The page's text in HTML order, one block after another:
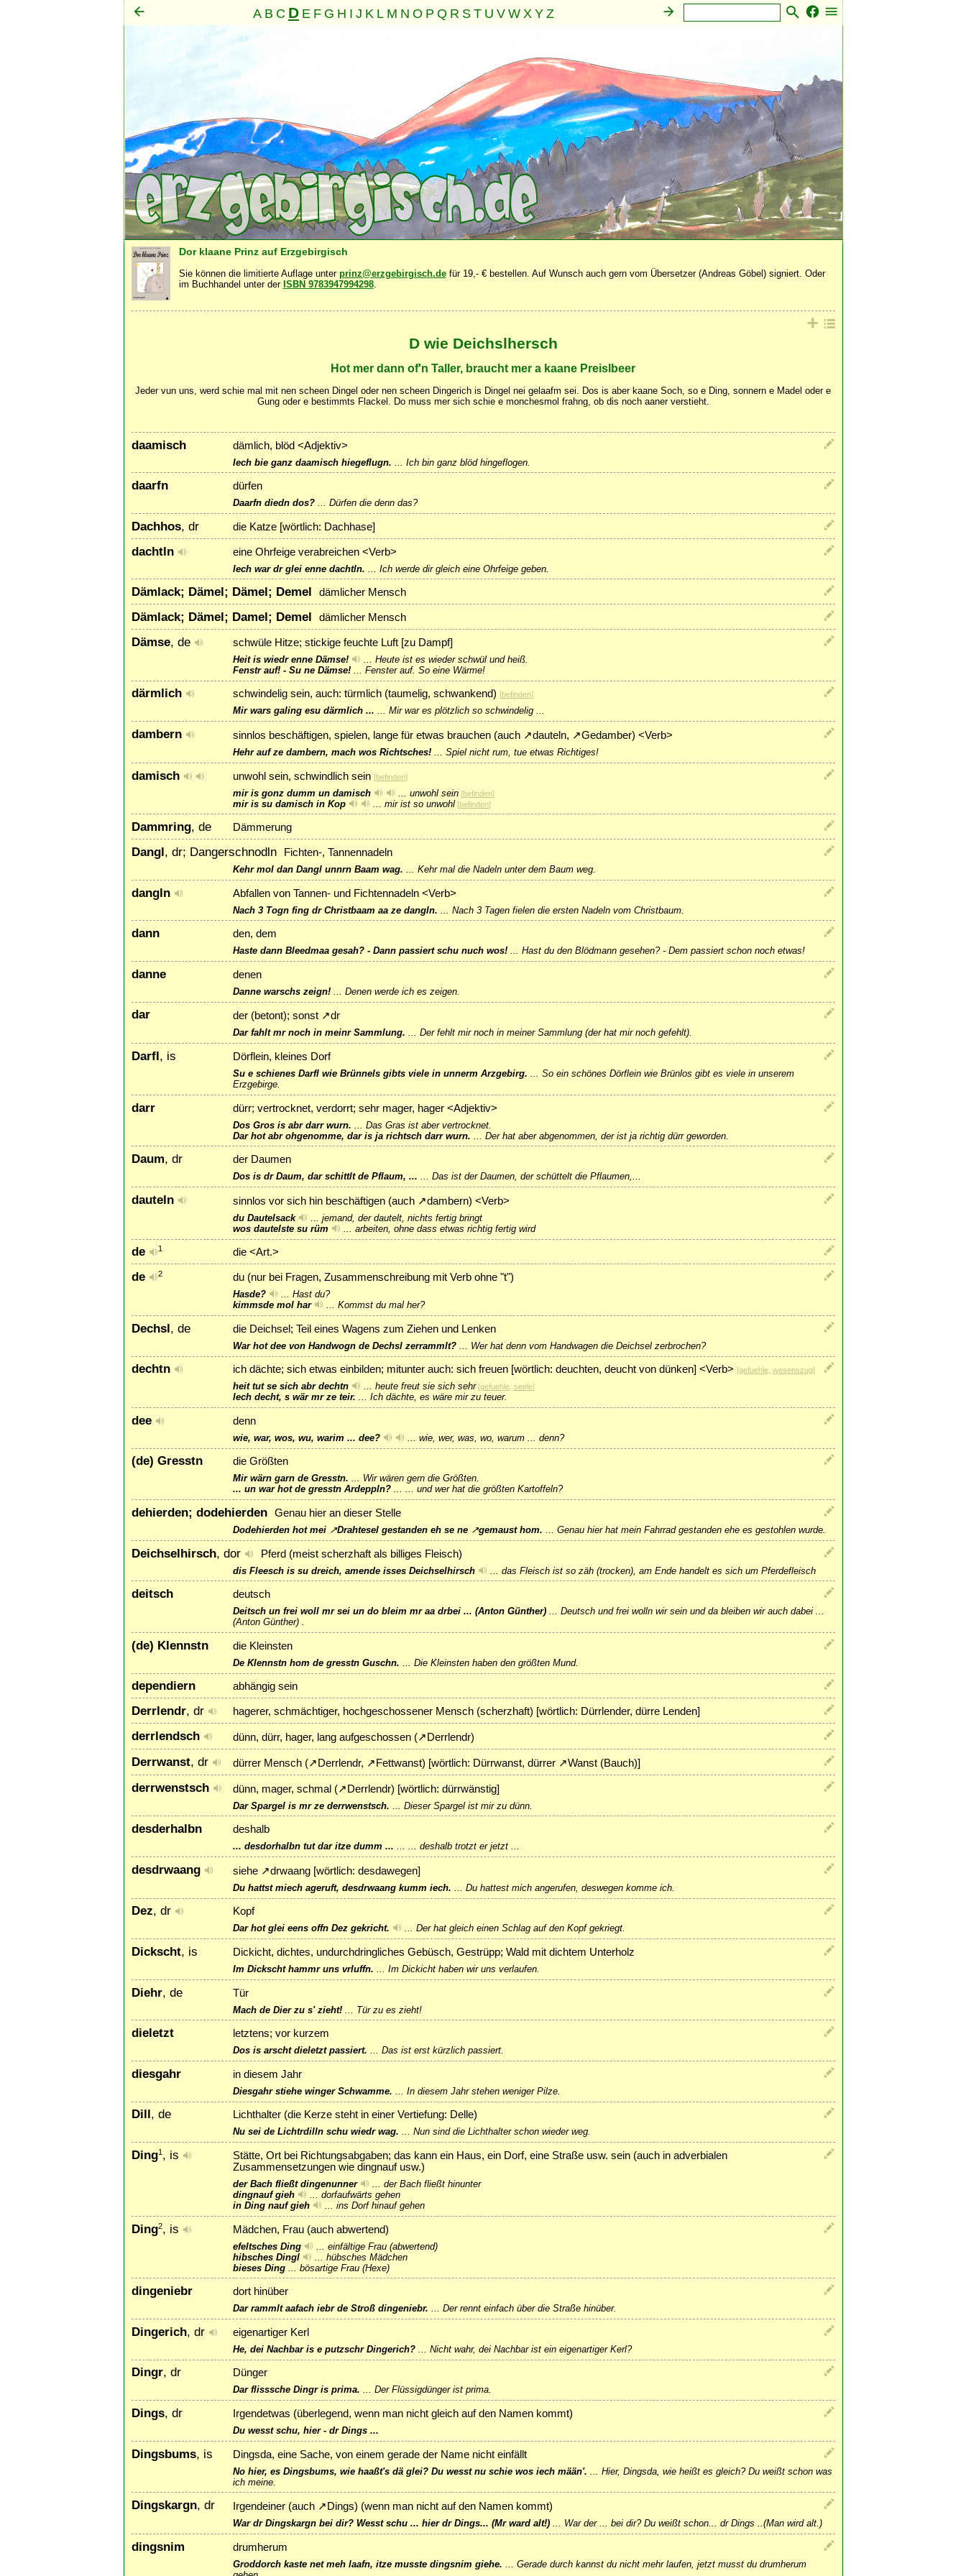
A B C D E F G H I J K L M N O P Q R S T U V W X Y Z
Dor klaane Prinz auf Erzgebirgisch
Sie können die limitierte Auflage unter prinz@erzgebirgisch.defür 19,- € bestellen. Auf Wunsch auch gern vom Übersetzer (Andreas Göbel) signiert. Oder
im Buchhandel unter der ISBN 9783947994298.
D wie Deichslhersch
Hot mer dann of'n Taller, braucht mer a kaane Preislbeer
Jeder vun uns, werd schie mal mit nen scheen Dingel oder nen scheen Dingerich is Dingel nei gelaafm sei. Dos is aber kaane Soch, so e Ding, sonnern e Madel oder e
Gung oder e bestimmts Flackel. Do muss mer sich schie e monchesmol frahng, ob dis noch aaner verstieht.
daamisch dämlich, blöd <Adjektiv>
Iech bie ganz daamisch hiegeflugn. Ich bin ganz blöd hingeflogen.
daarfn dürfen
Daarfn diedn dos?... Dürfen die denn das?
Dachhos, dr die Katze [wörtlich: Dachhase]
dachtln eine Ohrfeige verabreichen <Verb>
Iech war dr glei enne dachtln. Ich werde dir gleich eine Ohrfeige geben.
Dämlack; Dämel; Dämel; Demel dämlicher Mensch
Dämlack; Dämel; Damel; Demel dämlicher Mensch
Dämse, de schwüle Hitze; stickige feuchte Luft [zu Dampf]
Heit is wiedr enne Dämse!
Heute ist es wieder schwül und heiß.
Fenstr auf! - Su ne Dämse!... Fenster auf. So eine Wärme!
därmlich schwindelig sein, auch: türmlich (taumelig, schwankend) [befinden]
Mir wars galing esu därmlich ... ... Mir war es plötzlich so schwindelig ...
dambern sinnlos beschäftigen, spielen, lange für etwas brauchen (auch ↗dauteln, ↗Gedamber) <Verb>
Hehr auf ze dambern, mach wos Richtsches!... Spiel nicht rum, tue etwas Richtiges!
damisch unwohl sein, schwindlich sein [befinden]
mir is gonz dumm un damisch unwohl sein[befinden]
mir is su damisch in Kop mir ist so unwohl[befinden]
Dammring, de Dämmerung
Dangl, dr; Dangerschnodln Fichten-, Tannennadeln
Kehr mol dan Dangl unnrn Baam wag. Kehr mal die Nadeln unter dem Baum weg.
dangln Abfallen von Tannen- und Fichtennadeln <Verb>
Nach 3 Togn fing dr Christbaam aa ze dangln. Nach 3 Tagen fielen die ersten Nadeln vom Christbaum.
dann den, dem
Haste dann Bleedmaa gesah? - Dann passiert schu nuch wos!... Hast du den Blödmann gesehen? - Dem passiert schon noch etwas!
danne denen
Danne warschs zeign!... Denen werde ich es zeigen.
dar der (betont); sonst ↗dr
Dar fahlt mr noch in meinr Sammlung. ... Der fehlt mir noch in meiner Sammlung (der hat mir noch gefehlt).
Darfl, is Dörflein, kleines Dorf
Su e schienes Darfl wie Brünnels gibts viele in unnerm Arzgebirg.
So ein schönes Dörflein wie Brünlos gibt es viele in unserem
Erzgebirge.
darr dürr; vertrocknet, verdorrt; sehr mager, hager <Adjektiv>
Dos Gros is abr darr wurn.
Das Gras ist aber vertrocknet.
Dar hot abr ohgenomme, dar is ja richtsch darr wurn.
Der hat aber abgenommen, der ist ja richtig dürr geworden.
Daum, dr der Daumen
Dos is dr Daum, dar schittlt de Pflaum, ... ... Das ist der Daumen, der schüttelt die Pflaumen,...
dauteln sinnlos vor sich hin beschäftigen (auch ↗dambern) <Verb>
du Dautelsack
jemand, der dautelt, nichts fertig bringt
wos dautelste su rüm
arbeiten, ohne dass etwas richtig fertig wird
de 1 die <Art.>
de 2 du (nur bei Fragen, Zusammenschreibung mit Verb ohne "t")
Hasde? ... Hast du?
kimmsde mol har
... Kommst du mal her?
Dechsl, de die Deichsel; Teil eines Wagens zum Ziehen und Lenken
War hot dee von Handwogn de Dechsl zerrammlt?... Wer hat denn vom Handwagen die Deichsel zerbrochen?
dechtn ich dächte; sich etwas einbilden; mitunter auch: sich freuen [wörtlich: deuchten, deucht von dünken] <Verb> [gefuehle, wesenszug]
heit tut se sich abr dechtn ... heute freut sie sich sehr[gefuehle, seele]
Iech decht, s wär mr ze teir. ... Ich dächte, es wäre mir zu teuer.
dee denn
wie, war, wos, wu, warim ... dee? wie, wer, was, wo, warum ... denn?
(de) Gresstn die Größten
Mir wärn garn de Gresstn. ... Wir wären gern die Größten.
... un war hot de gresstn Ardeppln?... ... und wer hat die größten Kartoffeln?
dehierden; dodehierden Genau hier an dieser Stelle
Dodehierden hot mei ↗Drahteselgestanden eh se ne ↗gemausthom. ... Genau hier hat mein Fahrrad gestanden ehe es gestohlen wurde.
Deichselhirsch, dor Pferd (meist scherzhaft als billiges Fleisch)
dis Fleesch is su dreich, amende isses Deichselhirsch das Fleisch ist so zäh (trocken), am Ende handelt es sich um Pferdefleisch
deitsch deutsch
Deitsch un frei woll mr sei un do bleim mr aa drbei ... (Anton Günther)... Deutsch und frei wolln wir sein und da bleiben wir auch dabei ...
(Anton Günther) .
(de) Klennstn die Kleinsten
De Klennstn hom de gresstn Guschn. Die Kleinsten haben den größten Mund.
dependiern abhängig sein
Derrlendr, dr hagerer, schmächtiger, hochgeschossener Mensch (scherzhaft) [wörtlich: Dürrlender, dürre Lenden]
derrlendsch dünn, dürr, hager, lang aufgeschossen (↗ Derrlendr)
Derrwanst, dr dürrer Mensch (↗ Derrlendr, ↗ Fettwanst) [wörtlich: Dürrwanst, dürrer ↗Wanst(Bauch)]
derrwenstsch dünn, mager, schmal (↗ Derrlendr) [wörtlich: dürrwänstig]
Dar Spargel is mr ze derrwenstsch. Dieser Spargel ist mir zu dünn.
desderhalbn deshalb
... desdorhalbn tut dar itze dumm ... ... ... deshalb trotzt er jetzt ...
desdrwaang siehe ↗drwaang[wörtlich: desdawegen]
Du hattst miech ageruft, desdrwaang kumm iech. Du hattest mich angerufen, deswegen komme ich.
Dez, dr Kopf
Dar hot glei eens offn Dez gekricht. ... Der hat gleich einen Schlag auf den Kopf gekriegt.
Dickscht, is Dickicht, dichtes, undurchdringliches Gebüsch, Gestrüpp; Wald mit dichtem Unterholz
Im Dickscht hammr uns vrluffn. ... Im Dickicht haben wir uns verlaufen.
Diehr, de Tür
Mach de Dier zu s' zieht!... Tür zu es zieht!
dieletzt letztens; vor kurzem
Dos is arscht dieletzt passiert. ... Das ist erst kürzlich passiert.
diesgahr in diesem Jahr
Diesgahr stiehe winger Schwamme. In diesem Jahr stehen weniger Pilze.
Dill, de Lichthalter (die Kerze steht in einer Vertiefung: Delle)
Nu sei de Lichtrdilln schu wiedr wag. ... Nun sind die Lichthalter schon wieder weg.
Ding1, is
Stätte, Ort bei Richtungsabgaben; das kann ein Haus, ein Dorf, eine Straße usw. sein (auch in adverbialen
Zusammensetzungen wie dingnauf usw.)
der Bach fließt dingenunner
der Bach fließt hinunter
dingnauf gieh
dorfaufwärts gehen
in Ding nauf gieh
ins Dorf hinauf gehen
Ding2, is Mädchen, Frau (auch abwertend)
efeltsches Ding
einfältige Frau (abwertend)
hibsches Dingl
hübsches Mädchen
bieses Ding... bösartige Frau (Hexe)
dingeniebr dort hinüber
Dar rammlt aafach iebr de Stroß dingeniebr. ... Der rennt einfach über die Straße hinüber.
Dingerich, dr eigenartiger Kerl
He, dei Nachbar is e putzschr Dingerich?... Nicht wahr, dei Nachbar ist ein eigenartiger Kerl?
Dingr, dr Dünger
Dar flisssche Dingr is prima. ... Der Flüssigdünger ist prima.
Dings, dr Irgendetwas (überlegend, wenn man nicht gleich auf den Namen kommt)
Du wesst schu, hier - dr Dings ...
Dingsbums, is Dingsda, eine Sache, von einem gerade der Name nicht einfällt
No hier, es Dingsbums, wie haaßt's dä glei? Du wesst nu schie wos iech mään'.
Hier, Dingsda, wie heißt es gleich? Du weißt schon was
ich meine.
Dingskargn, dr Irgendeiner (auch ↗ Dings) (wenn man nicht auf den Namen kommt)
War dr Dingskargn bei dir? Wesst schu ... hier dr Dings... (Mr ward alt!)... War der ... bei dir? Du weißt schon... dr Dings ..(Man wird alt.)
dingsnim drumherum
Groddorch kaste net meh laafn, itze musste dingsnim giehe.
Gerade durch kannst du nicht mehr laufen, jetzt musst du drumherum